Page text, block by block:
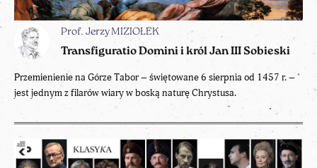
Prof. Jerzy MIZIOŁEK
Transfiguratio Domini i król Jan III Sobieski
Przemienienie na Górze Tabor – świętowane 6 sierpnia od 1457 r. –
jest jednym z filarów wiary w boską naturę Chrystusa.